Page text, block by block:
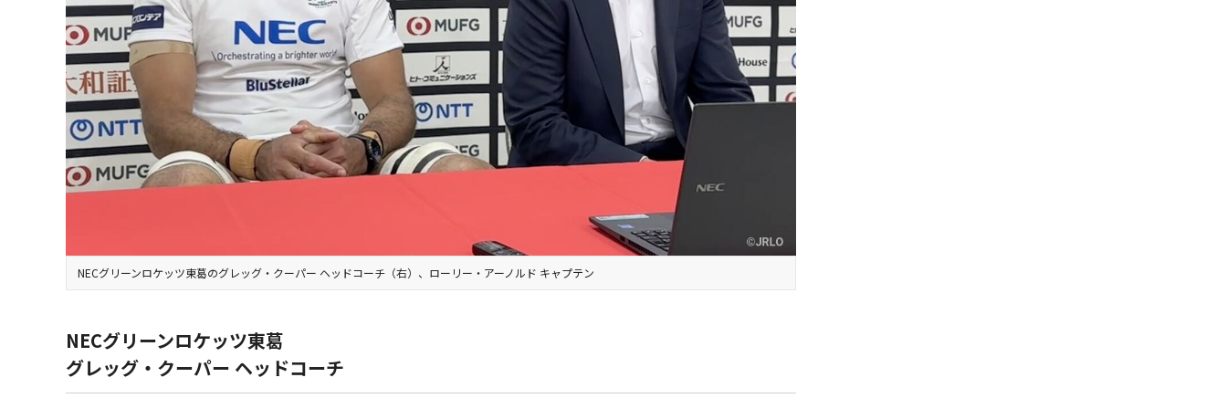
NECグリーンロケッツ東葛のグレッグ・クーパー ヘッドコーチ（右）、ローリー・アーノルド キャプテン
NECグリーンロケッツ東葛
グレッグ・クーパー ヘッドコーチ